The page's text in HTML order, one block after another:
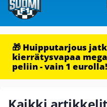
🎁 Huipputarjous
kierrätysvapaa
peliin - vain 1 eurolla!